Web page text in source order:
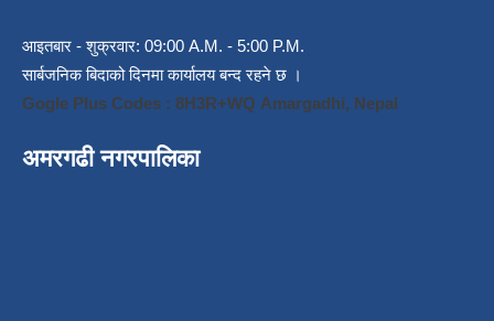
आइतबार - शुक्रवार: 09:00 A.M. - 5:00 P.M.
सार्बजनिक बिदाको दिनमा कार्यालय बन्द रहने छ ।
Gogle Plus Codes : 8H3R+WQ Amargadhi, Nepal
अमरगढी नगरपालिका